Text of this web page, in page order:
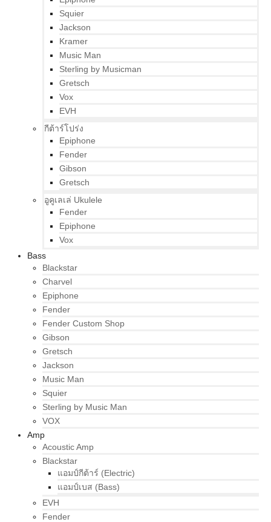
Squier
Jackson
Kramer
Music Man
Sterling by Musicman
Gretsch
Vox
EVH
กีต้าร์โปร่ง
Epiphone
Fender
Gibson
Gretsch
อูคูเลเล่ Ukulele
Fender
Epiphone
Vox
Bass
Blackstar
Charvel
Epiphone
Fender
Fender Custom Shop
Gibson
Gretsch
Jackson
Music Man
Squier
Sterling by Music Man
VOX
Amp
Acoustic Amp
Blackstar
แอมป์กีต้าร์ (Electric)
แอมป์เบส (Bass)
EVH
Fender